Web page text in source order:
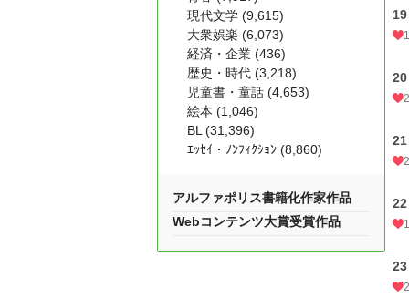
19
20
21
22
23
現代文学 (9,615)
大衆娯楽 (6,073)
経済・企業 (436)
歴史・時代 (3,218)
児童書・童話 (4,653)
絵本 (1,046)
BL (31,396)
ｴｯｾｲ・ﾉﾝﾌｨｸｼｮﾝ (8,860)
アルファポリス書籍化作家作品
Webコンテンツ大賞受賞作品